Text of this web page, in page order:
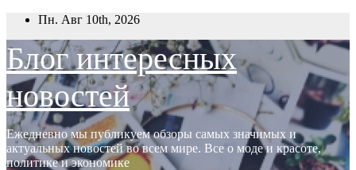
Перейти
содержимому
Пн. Авг 10th, 2026
Блог интересных
новостей
Ежедневно мы публикуем обзоры самых значимых и
актуальных новостей во всем мире. Все о моде и красоте,
политике и экономике